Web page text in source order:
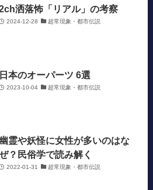
洒落怖「リアル」の考察
2024-12-28 超常現象・都市伝説
日本のオーパーツ 6選
2023-10-04 超常現象・都市伝説
幽霊や妖怪に女性が多いのはな
？民俗学で読み解く
2022-01-31 超常現象・都市伝説